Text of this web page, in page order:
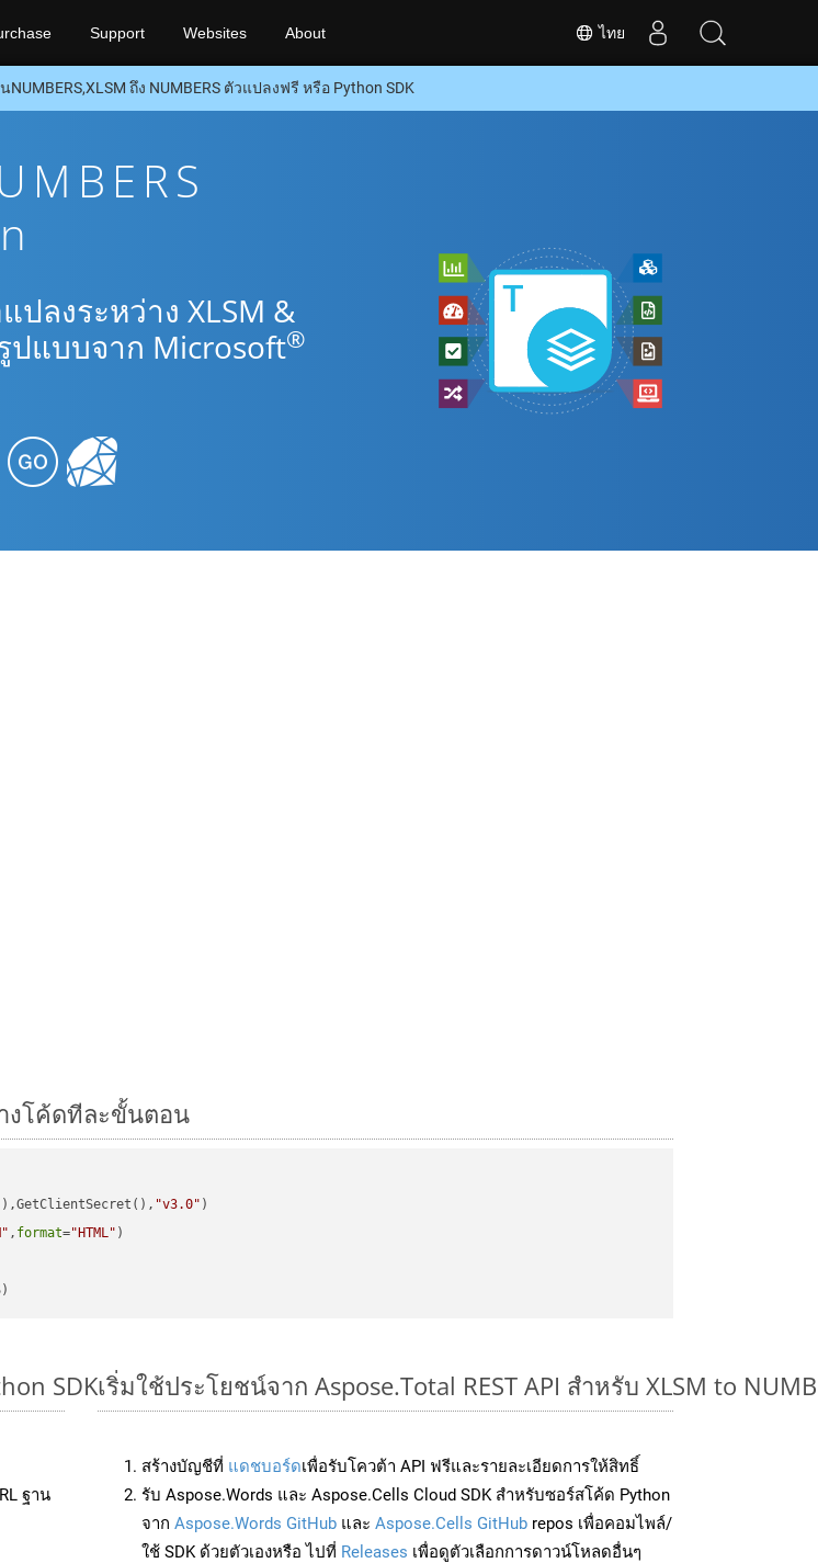
ไทย
Support Websites About
NUMBERS,XLSM ถึง NUMBERS ตัวแปลงฟรี หรือ Python SDK
ลงระหว่าง XLSM &
ปแบบจาก Microsoft®
งโค้ดทีละขั้นตอน
"v3.0" )
, format="HTML" )
SDK
ฐาน
เริ่มใช้ประโยชน์จาก Aspose.Total REST API สำหรับ XLSM to
สร้างบัญชีที่ แดชบอร์ดเพื่อรับโควต้า API ฟรีและรายละเอียดการให้สิทธิ์
รับ Aspose.Words และ Aspose.Cells Cloud SDK สำหรับซอร์สโค้ด Python
จาก Aspose.Words GitHub และ Aspose.Cells GitHub repos เพื่อคอมไพล์/
ใช้ SDK ด้วยตัวเองหรือ ไปที่ Releases เพื่อดูตัวเลือกการดาวน์โหลดอื่นๆ